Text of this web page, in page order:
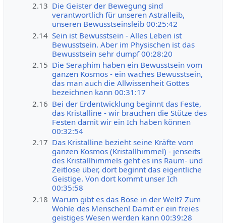
2.13 Die Geister der Bewegung sind
verantwortlich für unseren Astralleib,
unseren Bewusstseinsleib 00:25:42
2.14 Sein ist Bewusstsein - Alles Leben ist
Bewusstsein. Aber im Physischen ist das
Bewusstsein sehr dumpf 00:28:20
2.15 Die Seraphim haben ein Bewusstsein vom
ganzen Kosmos - ein waches Bewusstsein,
das man auch die Allwissenheit Gottes
bezeichnen kann 00:31:17
2.16 Bei der Erdentwicklung beginnt das Feste,
das Kristalline - wir brauchen die Stütze des
Festen damit wir ein Ich haben können
00:32:54
2.17 Das Kristalline bezieht seine Kräfte vom
ganzen Kosmos (Kristallhimmel) - jenseits
des Kristallhimmels geht es ins Raum- und
Zeitlose über, dort beginnt das eigentliche
Geistige. Von dort kommt unser Ich
00:35:58
2.18 Warum gibt es das Böse in der Welt? Zum
Wohle des Menschen! Damit er ein freies
geistiges Wesen werden kann 00:39:28